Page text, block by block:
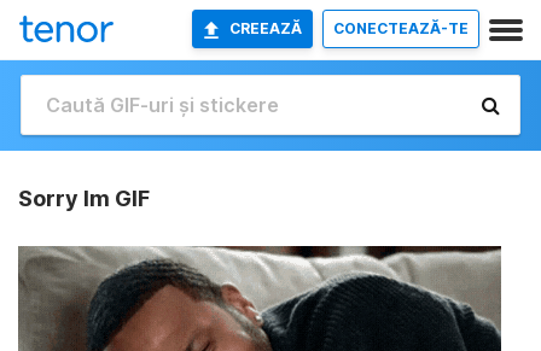
CREEAZĂ CONECTEAZĂ-TE
Sorry Im GIF